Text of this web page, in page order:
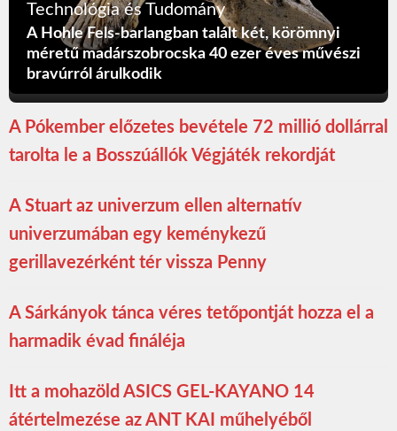
Technológia és Tudomány
A Hohle Fels-barlangban talált két, körömnyi
méretű madárszobrocska 40 ezer éves művészi
bravúrról árulkodik
A Pókember előzetes bevétele 72 millió dollárral
tarolta le a Bosszúállók Végjáték rekordját
A Stuart az univerzum ellen alternatív
univerzumában egy keménykezű
gerillavezérként tér vissza Penny
A Sárkányok tánca véres tetőpontját hozza el a
harmadik évad fináléja
Itt a mohazöld ASICS GEL-KAYANO 14
átértelmezése az ANT KAI műhelyéből